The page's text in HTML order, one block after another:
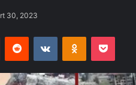
30, 2023
PinterestReddit VKontakteOdnoklassniki
Pocket